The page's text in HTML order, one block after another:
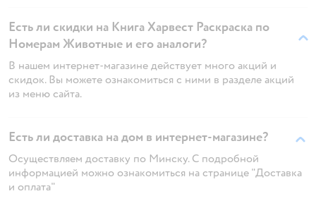
Есть ли скидки на Книга Харвест Раскраска по
Номерам Животные и его аналоги?
В нашем интернет-магазине действует много акций и
скидок. Вы можете ознакомиться с ними в разделе акций
из меню сайта.
Есть ли доставка на дом в интернет-магазине?
Осуществляем доставку по Минску. С подробной
информацией можно ознакомиться на странице "Доставка
и оплата"